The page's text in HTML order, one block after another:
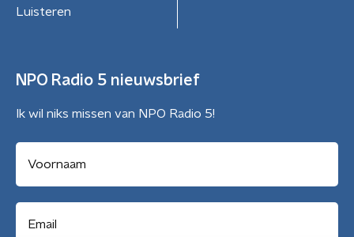
Luisteren
NPO Radio 5 nieuwsbrief
Ik wil niks missen van NPO Radio 5!